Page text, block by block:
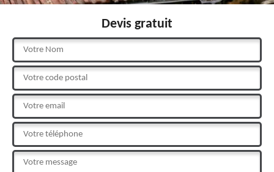
Devis gratuit